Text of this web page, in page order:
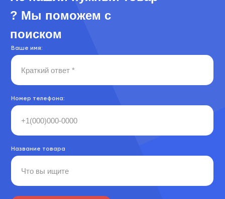
? Мы поможем с
поиском
Ваше имя:
Номер телефона:
Название товара